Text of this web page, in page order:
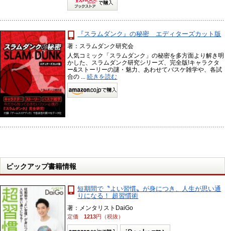
『スラムダンク』の秘密 エディターズカット版
著：スラムダンク研究会
人気コミック「スラムダンク」の秘密を多方面より解き明
かした、スラムダンク研究シリーズ、完全版!キャラクタ
ー&ストーリーの謎・魅力、あわせてバスケ雑学や、各試
合の ...続きを読む
ピックアップ書籍情報
短期間で〝よい習慣〟が身につき、人生が思い通
りになる！ 超習慣術
著：メンタリストDaiGo
定価1213円（税抜）